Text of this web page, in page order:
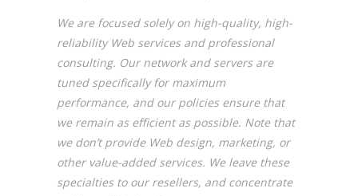
We are focused solely on high-quality, high-
reliability Web services and professional
consulting. Our network and servers are
tuned specifically for maximum
performance, and our policies ensure that
we remain as efficient as possible. Note that
we don’t provide Web design, marketing, or
other value-added services. We leave these
specialties to our resellers, and concentrate